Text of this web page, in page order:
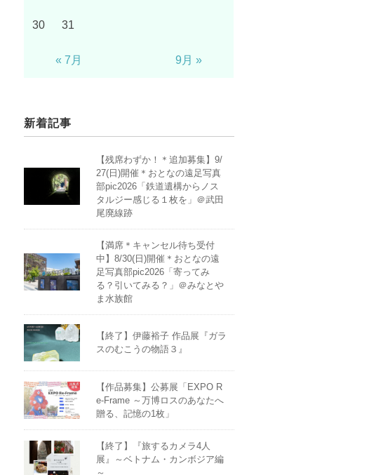
30 31
« 7月 9月 »
新着記事
【残席わずか！＊追加募集】9/
27(日)開催＊おとなの遠足写真
部pic2026「鉄道遺構からノス
タルジー感じる１枚を」＠武田
尾廃線跡
【満席＊キャンセル待ち受付
中】8/30(日)開催＊おとなの遠
足写真部pic2026「寄ってみ
る？引いてみる？」＠みなとや
ま水族館
【終了】伊藤裕子 作品展『ガラ
スのむこうの物語３』
【作品募集】公募展「EXPO R
e-Frame ～万博ロスのあなたへ
贈る、記憶の1枚」
【終了】『旅するカメラ4人
展』～ベトナム・カンボジア編
～